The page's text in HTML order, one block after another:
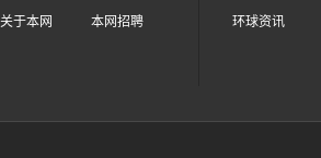
关于本网 本网招聘 环球资讯